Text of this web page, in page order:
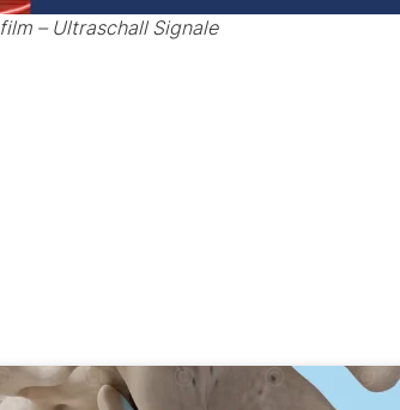
– Ultraschall Signale